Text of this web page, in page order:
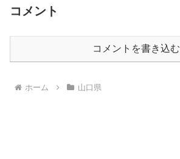
コメント
コメントを書き込む
ホーム 山口県